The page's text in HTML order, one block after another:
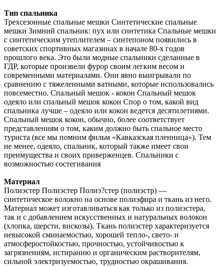
Тип спальника
Трехсезонные спальные мешки Синтетические спальные
мешки Зимний спальник: пух или синтетика Спальные мешки
с синтетическим утеплителем – синтепоном появились в
советских спортивных магазинах в начале 80-х годов
прошлого века. Это были модные спальники сделанные в
ГДР, которые произвели фурор своим легким весом и
современными материалами. Они явно выигрывали по
сравнению с тяжеленными ватными, которые использовались
повсеместно. Спальный мешок - кокон Спальный мешок
одеяло или спальный мешок кокон Спор о том, какой вид
спальника лучше – одеяло или кокон ведется десятилетиями.
Спальный мешок кокон, обычно, более соответствует
представлениям о том, каким должно быть спальное место
туриста (все мы помним фильм «Кавказская пленница»). Тем
не менее, одеяло, спальник, который также имеет свои
преимущества и своих приверженцев. Спальники с
возможностью состегивания
Материал
Полиэстер Полиэстер Полиэ?стер (полиэстр) —
синтетическое волокно на основе полиэфира и ткань из него.
Материал может изготавливаться как только из полиэстера,
так и с добавлением искусственных и натуральных волокон
(хлопка, шерсти, вискозы). Ткань полиэстер характеризуется
невысокой сминаемостью, хорошей тепло-, свето- и
атмосферостойкостью, прочностью, устойчивостью к
загрязнениям, истиранию и органическим растворителям,
сильной электризуемостью, трудностью окрашивания.